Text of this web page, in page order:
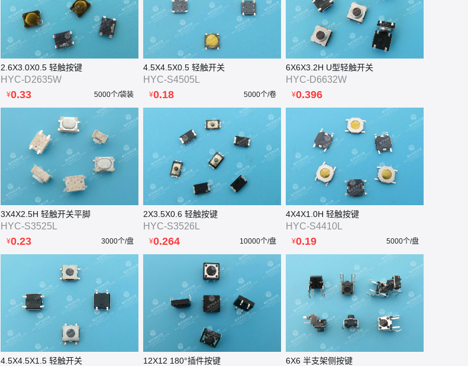
2.6X3.0X0.5 轻触按键
HYC-D2635W
¥0.33 5000个/袋装
4.5X4.5X0.5 轻触开关
HYC-S4505L
¥0.18 5000个/卷
6X6X3.2H U型轻触开关
HYC-D6632W
¥0.396
3X4X2.5H 轻触开关平脚
HYC-S3525L
¥0.23 3000个/盘
2X3.5X0.6 轻触按键
HYC-S3526L
¥0.264 10000个/盘
4X4X1.0H 轻触按键
HYC-S4410L
¥0.19 5000个/盘
4.5X4.5X1.5 轻触开关 12X12 180°插件按键 6X6 半支架侧按键